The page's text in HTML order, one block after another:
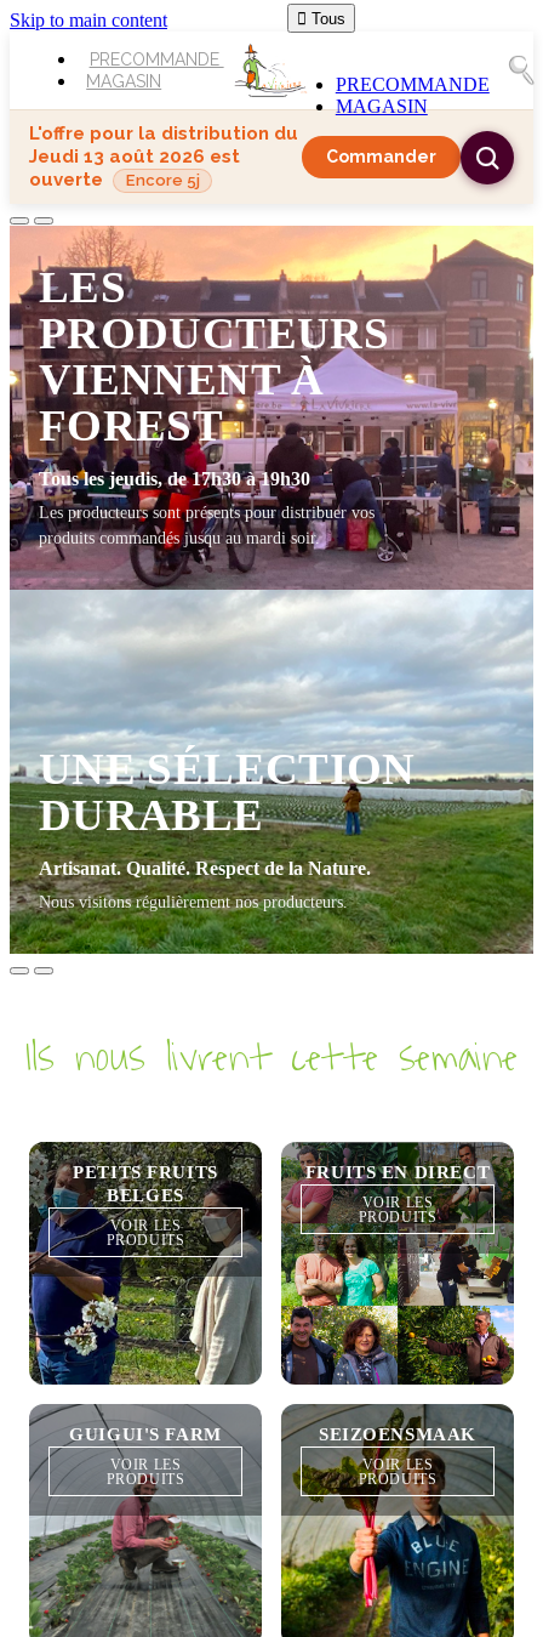
Skip to main content
PRECOMMANDE
MAGASIN
 Tous
PRECOMMANDE
MAGASIN
L'offre pour la distribution du
Jeudi 13 août 2026 est
ouverte
Encore 5j
Commander
LES
PRODUCTEURS
VIENNENT À
FOREST
Tous les jeudis, de 17h30 à 19h30
Les producteurs sont présents pour distribuer vos
produits commandés jusqu au mardi soir.
UNE SÉLECTION
DURABLE
Artisanat. Qualité. Respect de la Nature.
Nous visitons régulièrement nos producteurs.
Ils nous livrent cette semaine
PETITS FRUITS
BELGES
VOIR LES
PRODUITS
FRUITS EN DIRECT
VOIR LES
PRODUITS
GUIGUI'S FARM
VOIR LES
PRODUITS
SEIZOENSMAAK
VOIR LES
PRODUITS